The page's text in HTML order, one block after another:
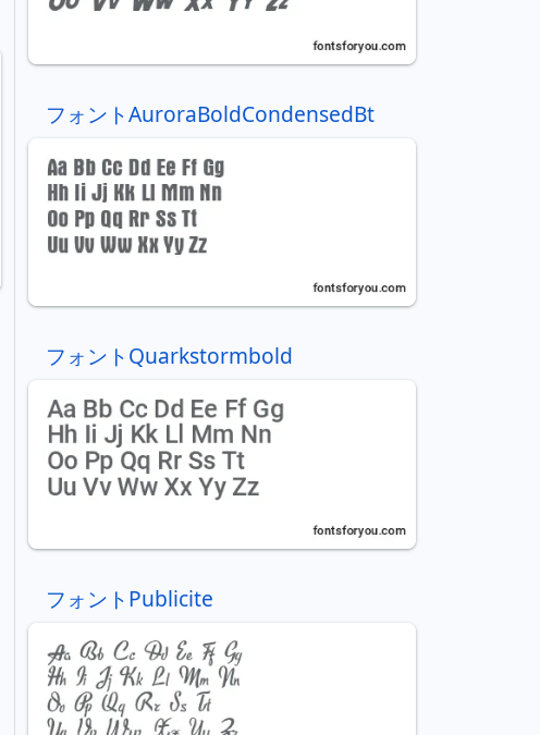
フォントAuroraBoldCondensedBt
フォントQuarkstormbold
フォントPublicite